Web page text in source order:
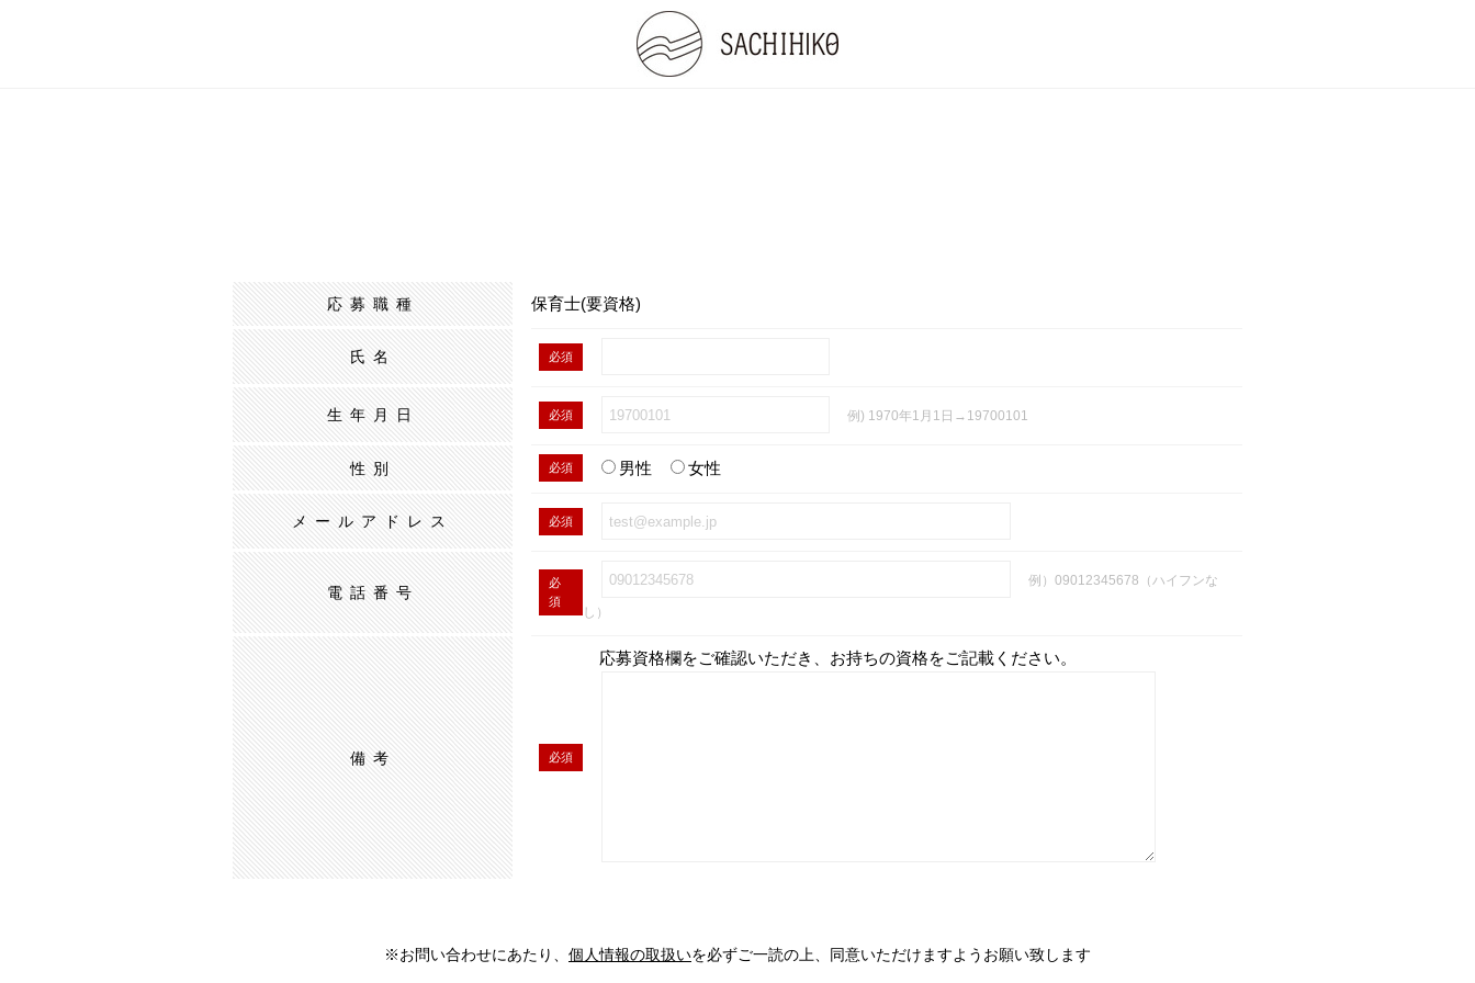
応募職種 保育士(要資格)
氏名 必須
生年月日 必須 例) 1970年1月1日→19700101
性別 必須 男性 女性
メールアドレス 必須
電話番号
必
須
例）09012345678（ハイフンな
し）
備考 必須
応募資格欄をご確認いただき、お持ちの資格をご記載ください。
※お問い合わせにあたり、 個人情報の取扱いを必ずご一読の上、同意いただけますようお願い致します